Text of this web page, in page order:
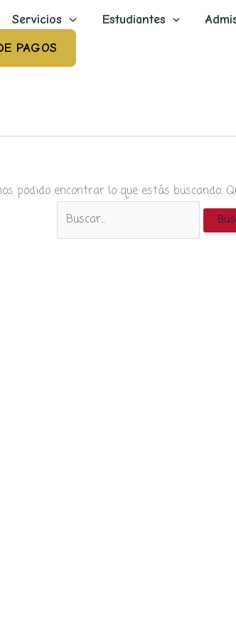
Servicios Estudiantes
PAGOS
podido encontrar lo que estás buscando.
Buscar